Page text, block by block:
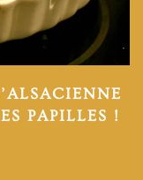
PAPILLES !